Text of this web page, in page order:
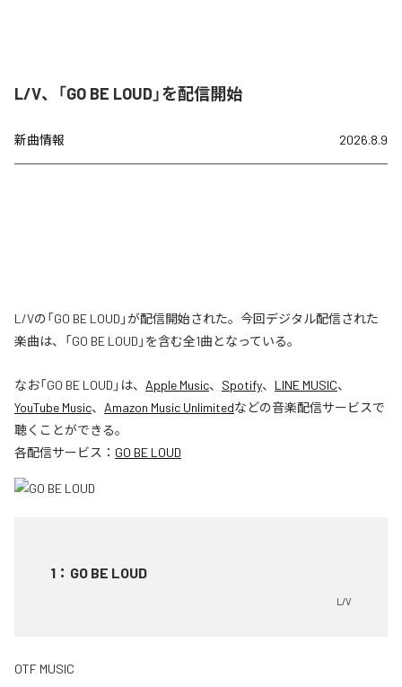
L/V、「GO BE LOUD」を配信開始
新曲情報 2026.8.9
L/Vの「GO BE LOUD」が配信開始された。今回デジタル配信された
楽曲は、「GO BE LOUD」を含む全1曲となっている。
なお「GO BE LOUD 」は、 Apple Music、 Spotify、 LINE MUSIC、
YouTube Music、 Amazon Music Unlimitedなどの音楽配信サービスで
聴くことができる。
各配信サービス： GO BE LOUD
1 ： GO BE LOUD
L/V
OTF MUSIC